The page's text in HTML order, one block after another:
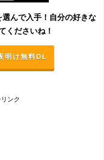
んで入手！自分の好きな
くださいね！
明け無料DL
ンク